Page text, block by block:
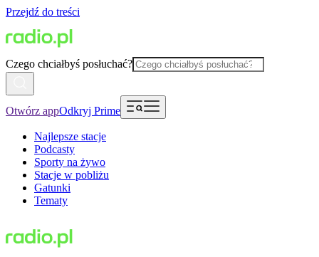
Przejdź do treści
Czego chciałbyś posłuchać?
Otwórz appOdkryj Prime
Najlepsze stacje
Podcasty
Sporty na żywo
Stacje w pobliżu
Gatunki
Tematy